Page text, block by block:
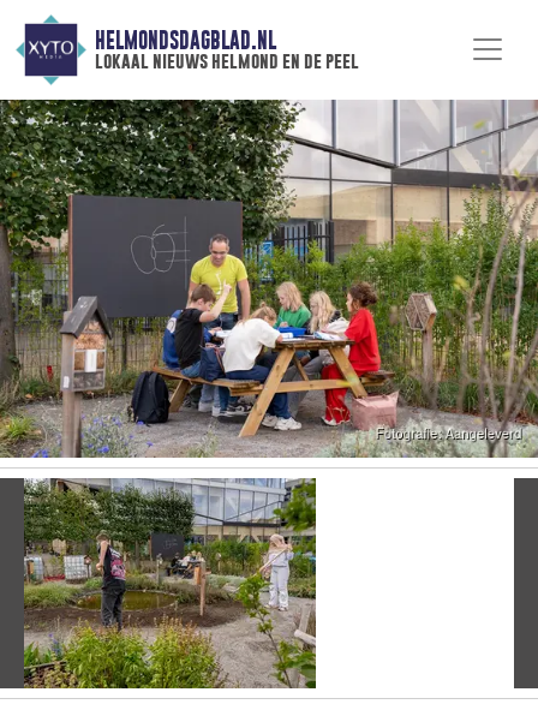
HELMONDSDAGBLAD.NL
lokaal nieuws helmond en de peel
Vorige